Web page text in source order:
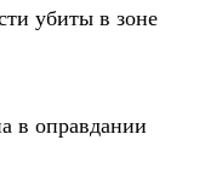
убиты в зоне
в оправдании